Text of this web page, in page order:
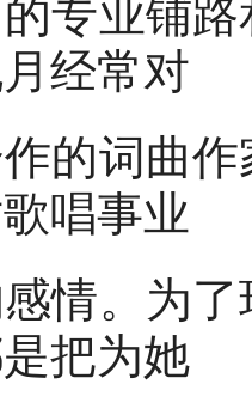
专业铺
经常对
的词曲
唱事业
情。为
把为她